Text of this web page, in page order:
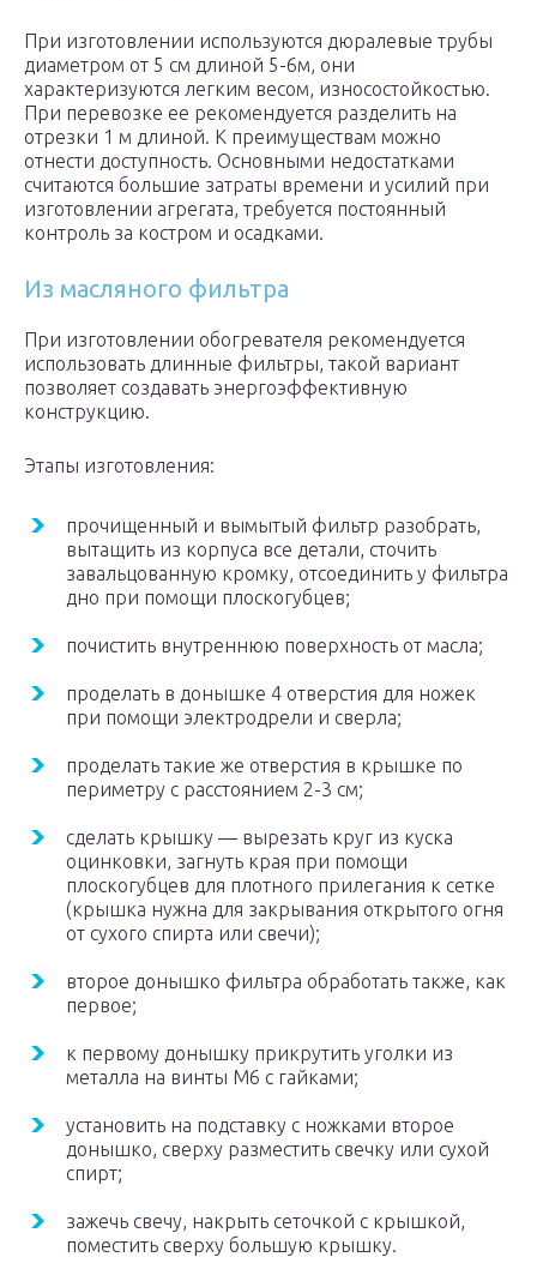
При изготовлении используются дюралевые трубы
диаметром от 5 см длиной 5-6м, они
характеризуются легким весом, износостойкостью.
При перевозке ее рекомендуется разделить на
отрезки 1 м длиной. К преимуществам можно
отнести доступность. Основными недостатками
считаются большие затраты времени и усилий при
изготовлении агрегата, требуется постоянный
контроль за костром и осадками.
Из масляного фильтра
При изготовлении обогревателя рекомендуется
использовать длинные фильтры, такой вариант
позволяет создавать энергоэффективную
конструкцию.
Этапы изготовления:
прочищенный и вымытый фильтр разобрать,
вытащить из корпуса все детали, сточить
завальцованную кромку, отсоединить у фильтра
дно при помощи плоскогубцев;
почистить внутреннюю поверхность от масла;
проделать в донышке 4 отверстия для ножек
при помощи электродрели и сверла;
проделать такие же отверстия в крышке по
периметру с расстоянием 2-3 см;
сделать крышку — вырезать круг из куска
оцинковки, загнуть края при помощи
плоскогубцев для плотного прилегания к сетке
(крышка нужна для закрывания открытого огня
от сухого спирта или свечи);
второе донышко фильтра обработать также, как
первое;
к первому донышку прикрутить уголки из
металла на винты М6 с гайками;
установить на подставку с ножками второе
донышко, сверху разместить свечку или сухой
спирт;
зажечь свечу, накрыть сеточкой с крышкой,
поместить сверху большую крышку.